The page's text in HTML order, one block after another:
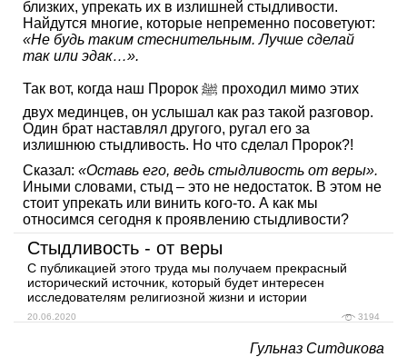
близких, упрекать их в излишней стыдливости.
Найдутся многие, которые непременно посоветуют:
«Не будь таким стеснительным. Лучше сделай
так или эдак…».
Так вот, когда наш Пророк ﷺ проходил мимо этих
двух мединцев, он услышал как раз такой разговор.
Один брат наставлял другого, ругал его за
излишнюю стыдливость. Но что сделал Пророк?!
Сказал: «Оставь его, ведь стыдливость от веры».
Иными словами, стыд – это не недостаток. В этом не
стоит упрекать или винить кого-то. А как мы
относимся сегодня к проявлению стыдливости?
Стыдливость - от веры
С публикацией этого труда мы получаем прекрасный
исторический источник, который будет интересен
исследователям религиозной жизни и истории
20.06.2020 3194
Гульназ Ситдикова